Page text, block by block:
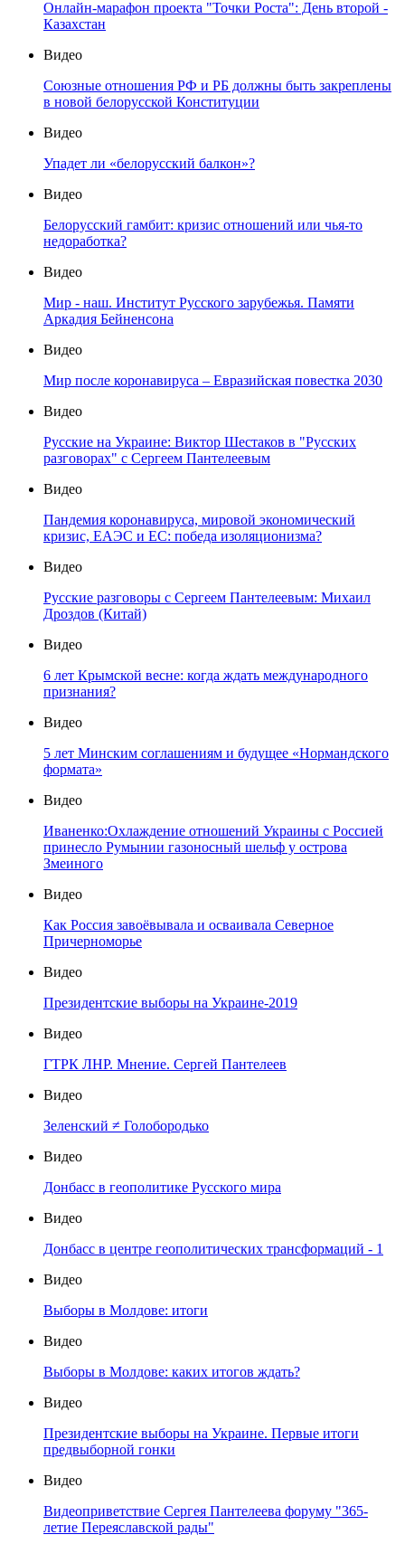
Онлайн-марафон проекта "Точки Роста": День второй -
Казахстан
Видео
Союзные отношения РФ и РБ должны быть закреплены
в новой белорусской Конституции
Видео
Упадет ли «белорусский балкон»?
Видео
Белорусский гамбит: кризис отношений или чья-то
недоработка?
Видео
Мир - наш. Институт Русского зарубежья. Памяти
Аркадия Бейненсона
Видео
Мир после коронавируса – Евразийская повестка 2030
Видео
Русские на Украине: Виктор Шестаков в "Русских
разговорах" с Сергеем Пантелеевым
Видео
Пандемия коронавируса, мировой экономический
кризис, ЕАЭС и ЕС: победа изоляционизма?
Видео
Русские разговоры с Сергеем Пантелеевым: Михаил
Дроздов (Китай)
Видео
6 лет Крымской весне: когда ждать международного
признания?
Видео
5 лет Минским соглашениям и будущее «Нормандского
формата»
Видео
Иваненко:Охлаждение отношений Украины с Россией
принесло Румынии газоносный шельф у острова
Змеиного
Видео
Как Россия завоёвывала и осваивала Северное
Причерноморье
Видео
Президентские выборы на Украине-2019
Видео
ГТРК ЛНР. Мнение. Сергей Пантелеев
Видео
Зеленский ≠ Голобородько
Видео
Донбасс в геополитике Русского мира
Видео
Донбасс в центре геополитических трансформаций - 1
Видео
Выборы в Молдове: итоги
Видео
Выборы в Молдове: каких итогов ждать?
Видео
Президентские выборы на Украине. Первые итоги
предвыборной гонки
Видео
Видеоприветствие Сергея Пантелеева форуму "365-
летие Переяславской рады"